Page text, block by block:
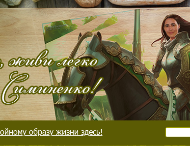
образу жизни здесь!